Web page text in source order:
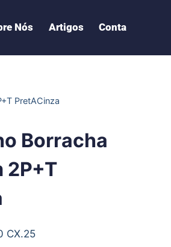
Nós Artigos Conta
PretACinza
Borracha
2P+T
CX.25